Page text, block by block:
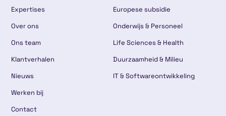
Expertises
Over ons
Ons team
Klantverhalen
Nieuws
Werken bij
Contact
Europese subsidie
Onderwijs & Personeel
Life Sciences & Health
Duurzaamheid & Milieu
IT & Softwareontwikkeling